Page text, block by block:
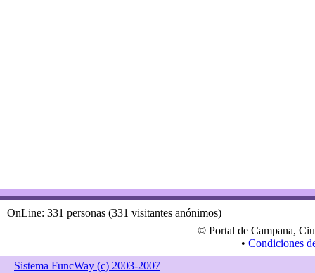
OnLine: 331 personas (331 visitantes anónimos)
© Portal de Campana,
• Condiciones
Sistema FuncWay (c) 2003-2007